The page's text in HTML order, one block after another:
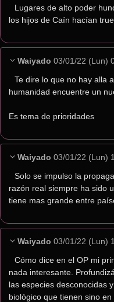
Lugares de alto poder
los hijos de Caín hacían
Waiyado 03/01/22 (Lun)
Te dire lo que no hay alla
humanidad encuentre un
Es tema de prioridades
Waiyado 03/01/22 (Lun)
Solo se impulso la
razón real siempre ha sido
tiene mas grande entre
Waiyado 03/01/22 (Lun)
Cómo dice en el OP mi
nada interesante.
las especies desconocidas
biológico que tienen sino